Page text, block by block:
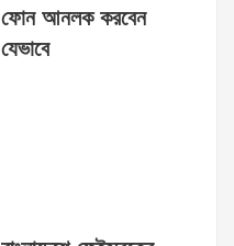
ফোন আনলক করবেন
যেভাবে